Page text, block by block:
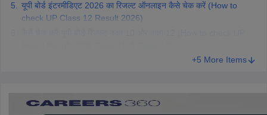
यूपी बोर्ड इंटरमीडिएट 2026 का रिजल्ट ऑनलाइन कैसे चेक करें (How to
check UP Class 12 Result 2026)
+5 More Items